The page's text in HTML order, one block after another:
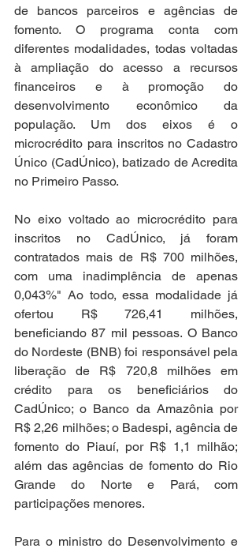
de bancos parceiros e agências de
fomento. O programa conta com
diferentes modalidades, todas voltadas
à ampliação do acesso a recursos
financeiros e à promoção do
desenvolvimento econômico da
população. Um dos eixos é o
microcrédito para inscritos no Cadastro
Único (CadÚnico), batizado de Acredita
no Primeiro Passo.
No eixo voltado ao microcrédito para
inscritos no CadÚnico, já foram
contratados mais de R$ 700 milhões,
com uma inadimplência de apenas
0,043%" Ao todo, essa modalidade já
ofertou R$ 726,41 milhões,
beneficiando 87 mil pessoas. O Banco
do Nordeste (BNB) foi responsável pela
liberação de R$ 720,8 milhões em
crédito para os beneficiários do
CadÚnico; o Banco da Amazônia por
R$ 2,26 milhões; o Badespi, agência de
fomento do Piauí, por R$ 1,1 milhão;
além das agências de fomento do Rio
Grande do Norte e Pará, com
participações menores.
Para o ministro do Desenvolvimento e